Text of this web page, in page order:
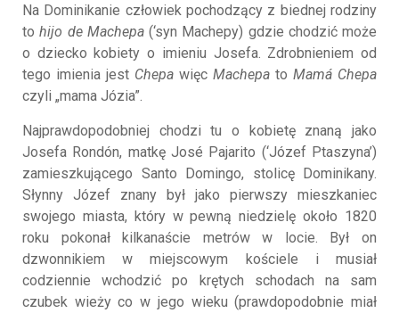
Na Dominikanie człowiek pochodzący z biednej rodziny
tohijo de Machepa(‘syn Machepy) gdzie chodzić może
o dziecko kobiety o imieniu Josefa. Zdrobnieniem od
tego imienia jest Chepa więc Machepa to Mamá Chepa
czyli „mama Józia”.
Najprawdopodobniej chodzi tu o kobietę znaną jako
Josefa Rondón, matkę José Pajarito (‘Józef Ptaszyna’)
zamieszkującego Santo Domingo, stolicę Dominikany.
Słynny Józef znany był jako pierwszy mieszkaniec
swojego miasta, który w pewną niedzielę około 1820
roku pokonał kilkanaście metrów w locie. Był on
dzwonnikiem w miejscowym kościele i musiał
codziennie wchodzić po krętych schodach na sam
czubek wieży co w jego wieku (prawdopodobnie miał